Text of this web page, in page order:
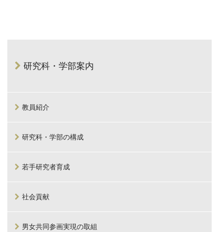
研究科・学部案内
教員紹介
研究科・学部の構成
若手研究者育成
社会貢献
男女共同参画実現の取組